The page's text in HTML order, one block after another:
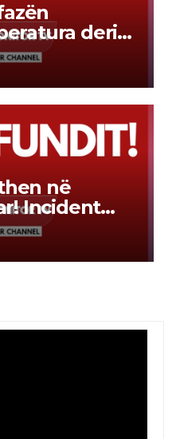
deri
mbrojtje
në
Incident
trans-
hetojnë